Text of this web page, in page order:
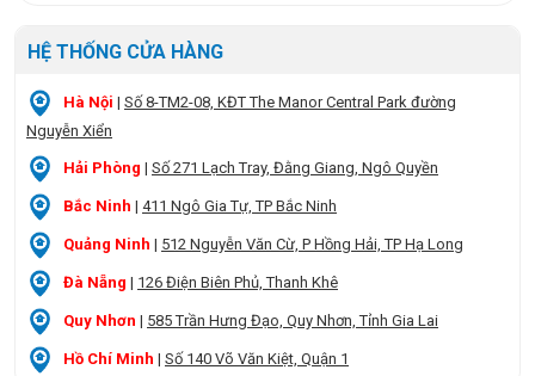
HỆ THỐNG CỬA HÀNG
Hà Nội | Số 8-TM2-08, KĐT The Manor Central Park đường
Nguyễn Xiển
Hải Phòng | Số 271 Lạch Tray, Đằng Giang, Ngô Quyền
Bắc Ninh | 411 Ngô Gia Tự, TP Bắc Ninh
Quảng Ninh | 512 Nguyễn Văn Cừ, P Hồng Hải, TP Hạ Long
Đà Nẵng | 126 Điện Biên Phủ, Thanh Khê
Quy Nhơn | 585 Trần Hưng Đạo, Quy Nhơn, Tỉnh Gia Lai
Hồ Chí Minh | Số 140 Võ Văn Kiệt, Quận 1